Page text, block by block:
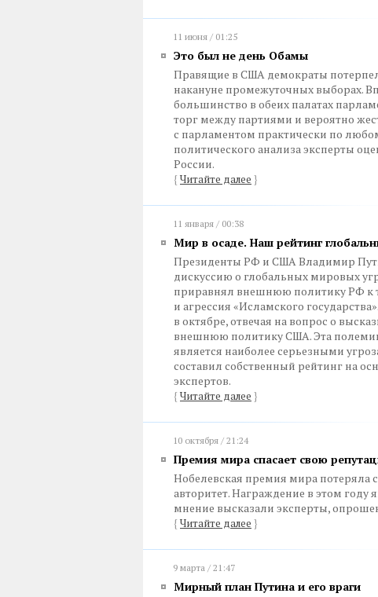
11 июня / 01:25
Это был не день Обамы
Правящие в США демократы
накануне промежуточных выборах.
большинство в обеих палатах
торг между партиями и вероятно
с парламентом практически по
политического анализа эксперты
России.
{ Читайте далее }
11 января / 00:38
Мир в осаде. Наш рейтинг
Президенты РФ и США Владимир
дискуссию о глобальных мировых
приравнял внешнюю политику РФ к
и агрессия «Исламского
в октябре, отвечая на вопрос о
внешнюю политику США. Эта
является наиболее серьезными
составил собственный рейтинг на
экспертов.
{ Читайте далее }
10 октября / 21:24
Премия мира спасает свою
Нобелевская премия мира потеряла
авторитет. Награждение в этом году
мнение высказали эксперты,
{ Читайте далее }
9 марта / 21:47
Мирный план Путина и его враги